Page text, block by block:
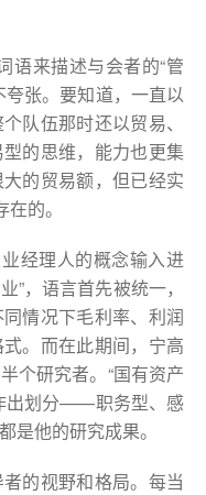
语来描述与会者的“管
张。要知道，一直以
队伍那时还以贸易、
的思维，能力也更集
的贸易额，但已经实
的。
经理人的概念输入进
”，语言首先被统一，
情况下毛利率、利润
。而在此期间，宁高
个研究者。“国有资产
出划分——职务型、感
是他的研究成果。
的视野和格局。每当